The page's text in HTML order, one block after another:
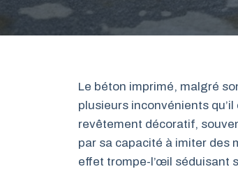
Le béton imprimé, malgré
plusieurs inconvénients
revêtement décoratif,
par sa capacité à imiter des
effet trompe-l’œil séduisant